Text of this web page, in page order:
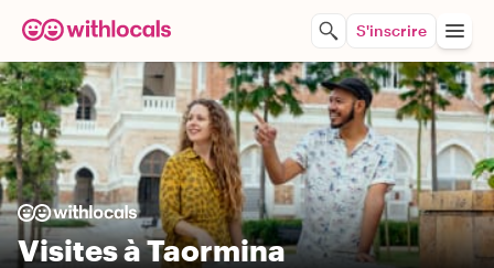
S'inscrire
Visites à Taormina